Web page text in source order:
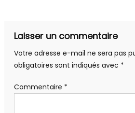
Laisser un commentaire
Votre adresse e-mail ne sera pas
obligatoires sont indiqués avec *
Commentaire *